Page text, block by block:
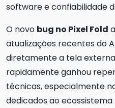
software e confiabilidade
O novo bug no Pixel Fold
atualizações recentes do
diretamente a tela
rapidamente ganhou
técnicas, especialmente
dedicados ao ecossistema